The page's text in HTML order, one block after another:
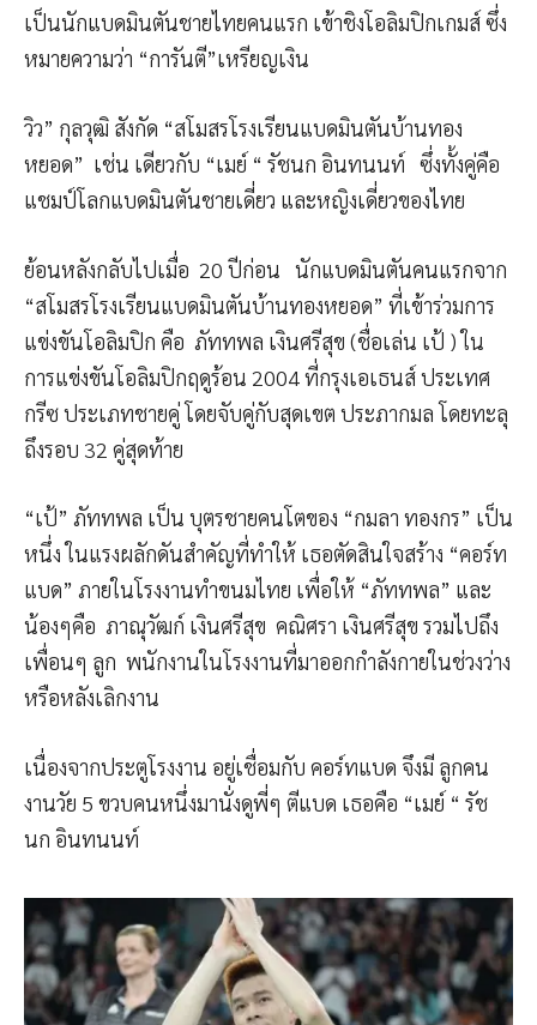
เป็นนักแบดมินตันชายไทยคนแรก เข้าชิงโอลิมปิกเกมส์ ซึ่ง
หมายความว่า “การันตี”เหรียญเงิน
วิว” กุลวุฒิ สังกัด “สโมสรโรงเรียนแบดมินตันบ้านทอง
หยอด” เช่น เดียวกับ “เมย์ “ รัชนก อินทนนท์ ซึ่งทั้งคู่คือ
แชมป์โลกแบดมินตันชายเดี่ยว และหญิงเดี่ยวของไทย
ย้อนหลังกลับไปเมื่อ 20 ปีก่อน นักแบดมินตันคนแรกจาก
“สโมสรโรงเรียนแบดมินตันบ้านทองหยอด” ที่เข้าร่วมการ
แข่งขันโอลิมปิก คือ ภัททพล เงินศรีสุข (ชื่อเล่น เป้ ) ใน
การแข่งขันโอลิมปิกฤดูร้อน 2004 ที่กรุงเอเธนส์ ประเทศ
กรีซ ประเภทชายคู่ โดยจับคู่กับสุดเขต ประภากมล โดยทะลุ
ถึงรอบ 32 คู่สุดท้าย
“เป้” ภัททพล เป็น บุตรชายคนโตของ “กมลา ทองกร” เป็น
หนึ่ง ในแรงผลักดันสำคัญที่ทำให้ เธอตัดสินใจสร้าง “คอร์ท
แบด” ภายในโรงงานทำขนมไทย เพื่อให้ “ภัททพล” และ
น้องๆคือ ภาณุวัฒก์ เงินศรีสุข คณิศรา เงินศรีสุข รวมไปถึง
เพื่อนๆ ลูก พนักงานในโรงงานที่มาออกกำลังกายในช่วงว่าง
หรือหลังเลิกงาน
เนื่องจากประตูโรงงาน อยู่เชื่อมกับ คอร์ทแบด จึงมี ลูกคน
งานวัย 5 ขวบคนหนึ่งมานั่งดูพี่ๆ ตีแบด เธอคือ “เมย์ “ รัช
นก อินทนนท์